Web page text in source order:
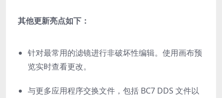
其他更新亮点如下：
针对最常用的滤镜进行非破坏性编辑。使用画布预
览实时查看更改。
与更多应用程序交换文件，包括 BC7 DDS 文件以